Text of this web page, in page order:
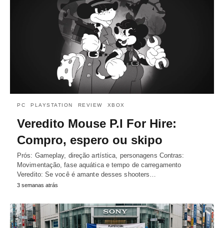
PC PLAYSTATION REVIEW XBOX
Veredito Mouse P.I For Hire:
Compro, espero ou skipo
Prós: Gameplay, direção artística, personagens Contras:
Movimentação, fase aquática e tempo de carregamento
Veredito: Se você é amante desses shooters…
3 semanas atrás